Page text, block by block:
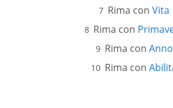
Rima con Vita
Rima con
Rima con Anno
Rima con